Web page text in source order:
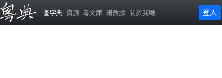
查字典 資源 粵文庫 細數據 關於我哋 登入